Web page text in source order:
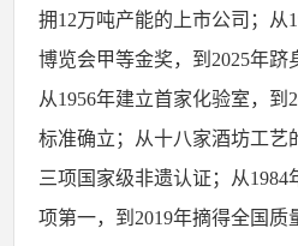
拥12万吨产能的上市公司；从
博览会甲等金奖，到 2025年跻
从1956年建立首家化验室，到
标准确立；从十八家酒坊工艺
三项国家级非遗认证；从1984
项第一，到 2019年摘得全国质